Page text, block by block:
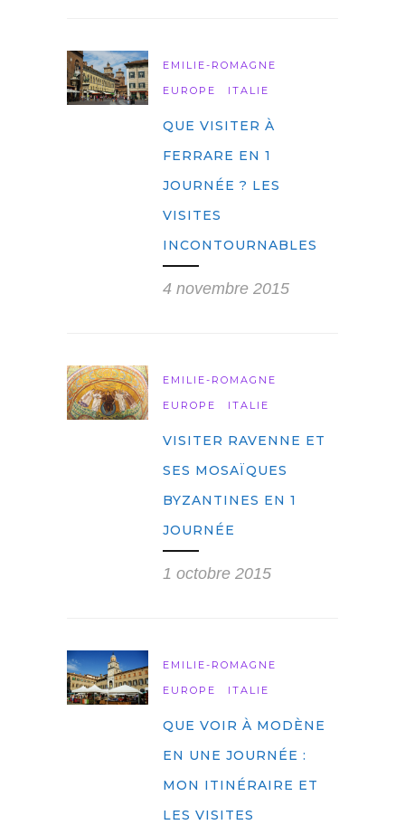
EMILIE-ROMAGNE
EUROPE
ITALIE
QUE VISITER À
FERRARE EN 1
JOURNÉE ? LES
VISITES
INCONTOURNABLES
4 novembre 2015
EMILIE-ROMAGNE
EUROPE
ITALIE
VISITER RAVENNE ET
SES MOSAÏQUES
BYZANTINES EN 1
JOURNÉE
1 octobre 2015
EMILIE-ROMAGNE
EUROPE
ITALIE
QUE VOIR À MODÈNE
EN UNE JOURNÉE :
MON ITINÉRAIRE ET
LES VISITES